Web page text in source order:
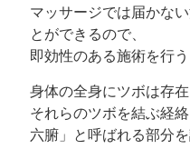
マッサージでは届かな
とができるので、
即効性のある施術を行う
身体の全身にツボは存在
それらのツボを結ぶ経
六腑」と呼ばれる部分を